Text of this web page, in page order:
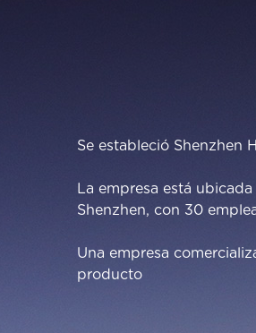
Se estableció Shenzhen
La empresa está
Shenzhen, con 30
Una empresa
producto